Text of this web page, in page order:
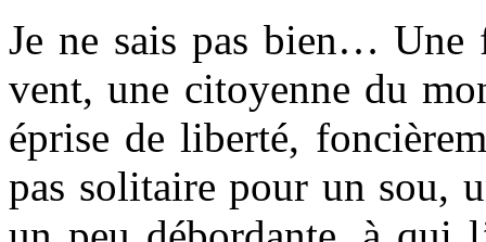
Je ne sais pas bien… Une
vent, une citoyenne du
éprise de liberté,
pas solitaire pour un sou,